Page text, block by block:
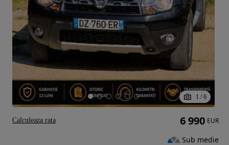
1 / 6
6 990 EUR
Sub medie
Calculeaza rata